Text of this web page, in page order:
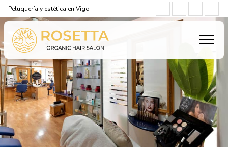
Peluquería y estética en Vigo